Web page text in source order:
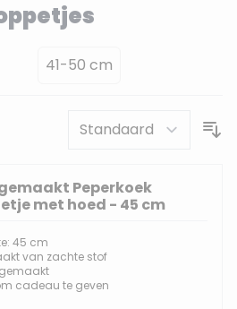
41-50 cm
Peperkoek
met hoed - 45 cm
45 cm
van zachte stof
cadeau te geven